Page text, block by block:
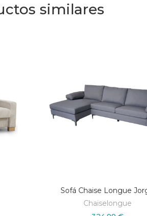
similares
Sofá Chaise Longue
Chaiselongue